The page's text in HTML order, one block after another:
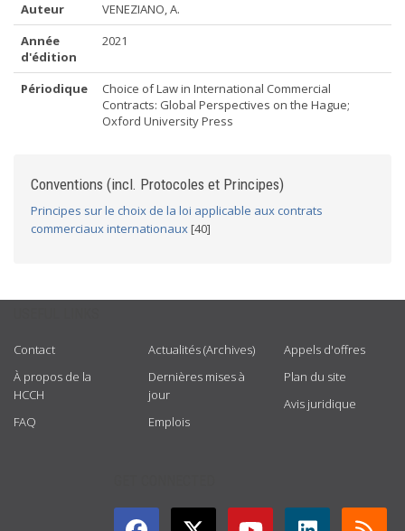
Auteur
VENEZIANO, A.
Année
d'édition
2021
Périodique
Choice of Law in International Commercial
Contracts: Global Perspectives on the Hague;
Oxford University Press
Conventions (incl. Protocoles et Principes)
Principes sur le choix de la loi applicable aux contrats
commerciaux internationaux[40]
Contact
À propos de la
HCCH
FAQ
Actualités (Archives)
Dernières mises à
jour
Emplois
Appels d'offres
Plan du site
Avis juridique